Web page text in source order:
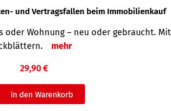
und Vertragsfallen beim Immobilienkauf
oder Wohnung – neu oder gebraucht.
mehr
29,90 €